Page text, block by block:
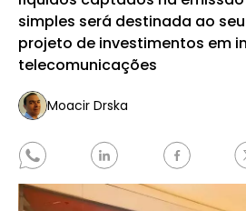
simples será destinada ao
projeto de investimentos em
telecomunicações
Moacir Drska